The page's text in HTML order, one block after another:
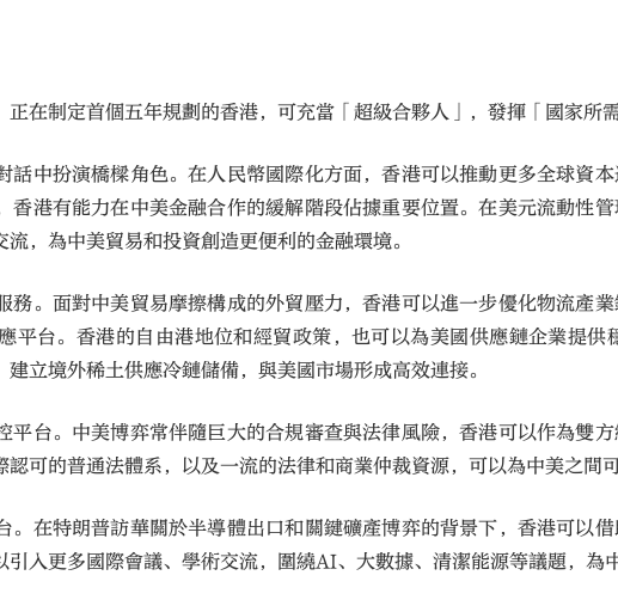
在制定首個五年規劃的香港，可充當「超級合夥人」，發揮「國家所
話中扮演橋樑角色。在人民幣國際化方面，香港可以推動更多全球資
香港有能力在中美金融合作的緩解階段佔據重要位置。在美元流動性
，為中美貿易和投資創造更便利的金融環境。
務。面對中美貿易摩擦構成的外貿壓力，香港可以進一步優化物流產
平台。香港的自由港地位和經貿政策，也可以為美國供應鏈企業提
立境外稀土供應冷鏈儲備，與美國市場形成高效連接。
平台。中美博弈常伴隨巨大的合規審查與法律風險，香港可以作為雙
可的普通法體系，以及一流的法律和商業仲裁資源，可以為中美之間
。在特朗普訪華關於半導體出口和關鍵礦產博弈的背景下，香港可以
入更多國際會議、學術交流，圍繞AI、大數據、清潔能源等議題，為